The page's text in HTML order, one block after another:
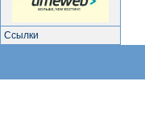
Ссылки